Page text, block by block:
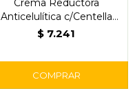
Crema Reductora
Anticelulítica c/Centella
Asiática y Ginkgo Biloba 5
$ 7.241